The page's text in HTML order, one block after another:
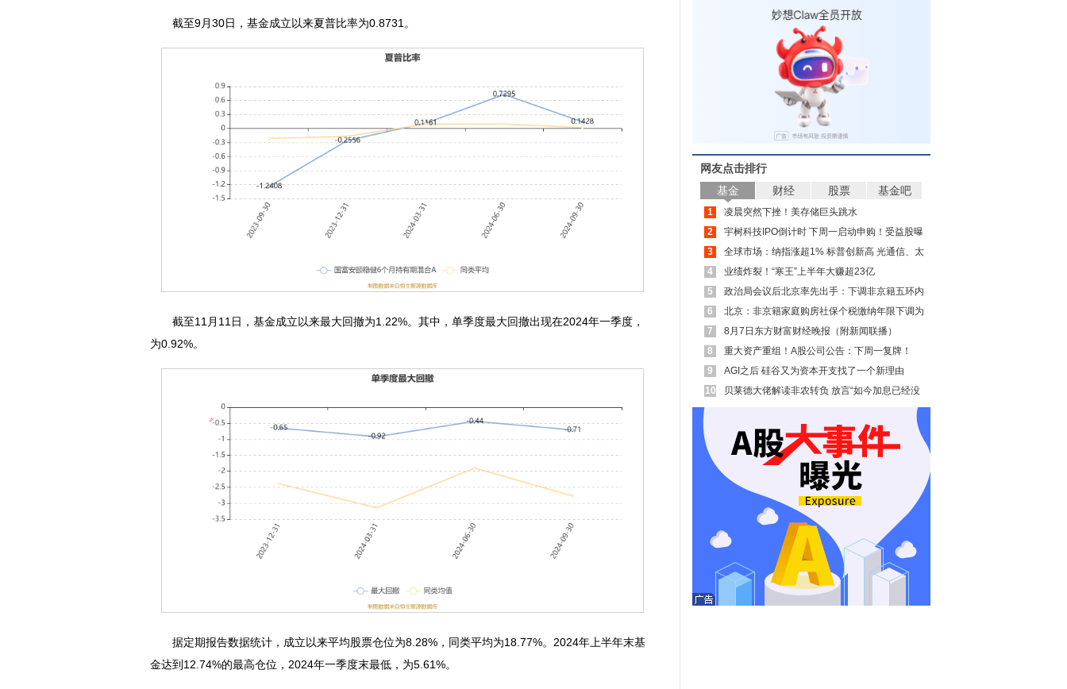
截至9月30日，基金成立以来夏普比率为0.8731。
截至11月11日，基金成立以来最大回撤为1.22%。其中，单季度最大回撤出现在2024年一季度，
为0.92%。
据定期报告数据统计，成立以来平均股票仓位为8.28%，同类平均为18.77%。2024年上半年末基
金达到12.74%的最高仓位，2024年一季度末最低，为5.61%。
网友点击排行
基金
财经 股票 基金吧
1
凌晨突然下挫！美存储巨头跳水
2
宇树科技IPO倒计时 下周一启动申购！受益股曝
光
3
全球市场：纳指涨超1% 标普创新高 光通信、太
空板块大涨 SpaceX涨超15%
4
业绩炸裂！“寒王”上半年大赚超23亿
5
政治局会议后北京率先出手：下调非京籍五环内
购房门槛 公积金贷款最高可达340万元
6
北京：非京籍家庭购房社保个税缴纳年限下调为
一年
7
8月7日东方财富财经晚报（附新闻联播）
8
重大资产重组！A股公司公告：下周一复牌！
9
AGI之后 硅谷又为资本开支找了一个新理由
10
贝莱德大佬解读非农转负 放言“如今加息已经没